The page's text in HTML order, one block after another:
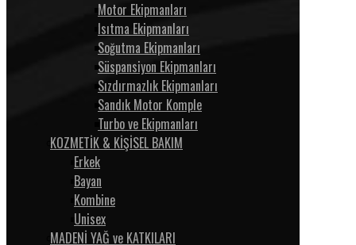
Motor Ekipmanları
Isıtma Ekipmanları
Soğutma Ekipmanları
Süspansiyon Ekipmanları
Sızdırmazlık Ekipmanları
Sandık Motor Komple
Turbo ve Ekipmanları
KOZMETİK & KİŞİSEL BAKIM
Erkek
Bayan
Kombine
Unisex
MADENİ YAĞ ve KATKILARI